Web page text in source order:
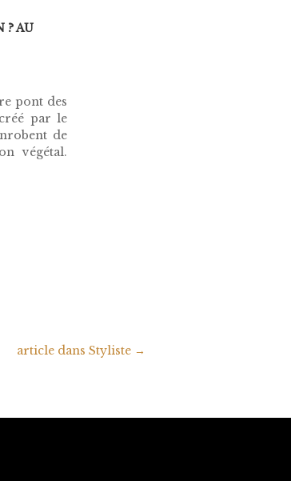
? AU
pont des
par le
de
végétal.
article dans Styliste →